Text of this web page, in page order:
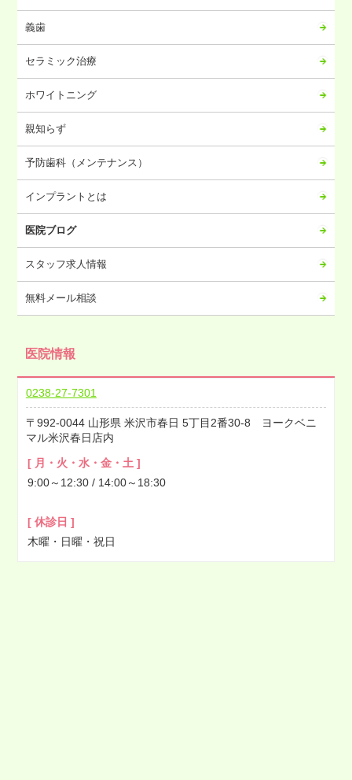
2023年10月
2023年09月
2023年08月
2023年07月
2023年06月
2023年05月
2023年04月
2023年03月
2023年02月
2023年01月
2022年11月
2022年07月
2022年06月
2022年05月
2022年04月
2022年03月
2022年02月
2021年12月
2021年11月
2021年10月
義歯
セラミック治療
ホワイトニング
親知らず
予防歯科（メンテナンス）
インプラントとは
医院ブログ
スタッフ求人情報
無料メール相談
医院情報
0238-27-7301
992-0044 山形県 米沢市春日 5丁目2番30-8 ヨークベニ
マル米沢春日店内
[ 月・火・水・金・土 ]
9:00～12:30 / 14:00～18:30
[ 休診日 ]
木曜・日曜・祝日